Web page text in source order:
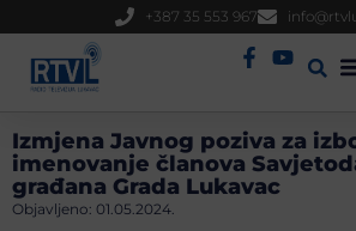
+387 35 553 967
Izmjena Javnog poziva za
imenovanje članova
građana Grada Lukavac
Objavljeno: 01.05.2024.